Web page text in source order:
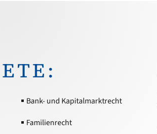
Bank- und Kapitalmarktrecht
Familienrecht